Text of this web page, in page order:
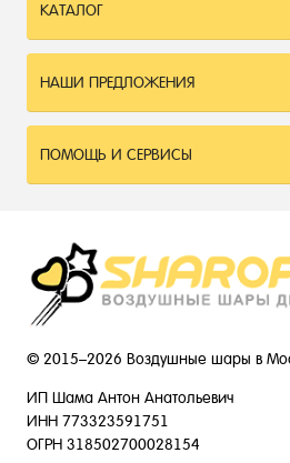
КАТАЛОГ
НАШИ ПРЕДЛОЖЕНИЯ
ПОМОЩЬ И СЕРВИСЫ
© 2015–2026 Воздушные шары в
ИП Шама Антон Анатольевич
ИНН 773323591751
ОГРН 318502700028154